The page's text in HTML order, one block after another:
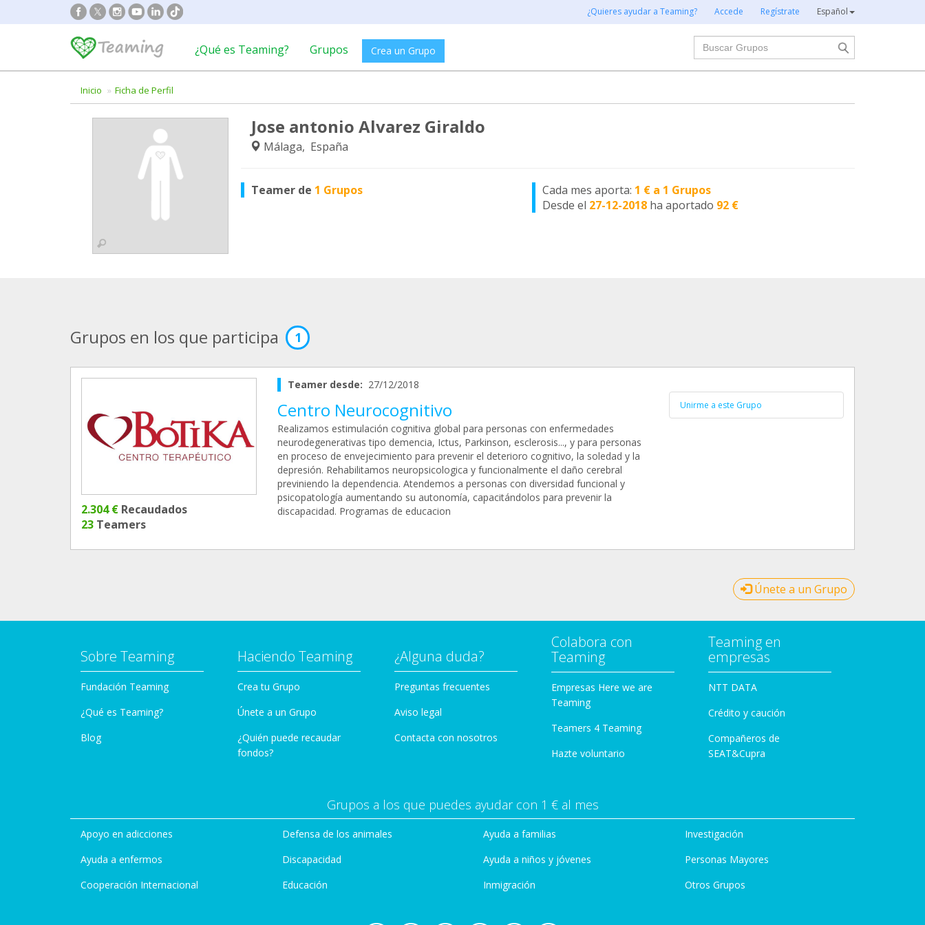
¿Quieres ayudar a Teaming? Accede Regístrate Español
¿Qué es Teaming? Grupos Crea un Grupo
Buscar
Inicio Ficha de Perfil
Jose antonio Alvarez Giraldo
Málaga, España
Teamer de 1 Grupos Cada mes aporta: 1 € a 1 Grupos
Desde el 27-12-2018 ha aportado 92 €
Grupos en los que participa 1
2.304 € Recaudados
23 Teamers
Teamer desde: 27/12/2018
Centro Neurocognitivo
Realizamos estimulación cognitiva global para personas con enfermedades
neurodegenerativas tipo demencia, Ictus, Parkinson, esclerosis..., y para personas
en proceso de envejecimiento para prevenir el deterioro cognitivo, la soledad y la
depresión. Rehabilitamos neuropsicologica y funcionalmente el daño cerebral
previniendo la dependencia. Atendemos a personas con diversidad funcional y
psicopatología aumentando su autonomía, capacitándolos para prevenir la
discapacidad. Programas de educacion
Unirme a este Grupo
Únete a un Grupo
Sobre Teaming
Fundación Teaming
¿Qué es Teaming?
Blog
Haciendo Teaming
Crea tu Grupo
Únete a un Grupo
¿Quién puede recaudar
fondos?
¿Alguna duda?
Preguntas frecuentes
Aviso legal
Contacta con nosotros
Colabora con
Teaming
Empresas Here we are
Teaming
Teamers 4 Teaming
Hazte voluntario
Teaming en
empresas
NTT DATA
Crédito y caución
Compañeros de
SEAT&Cupra
Grupos a los que puedes ayudar con 1 € al mes
Apoyo en adicciones
Ayuda a enfermos
Cooperación Internacional
Defensa de los animales
Discapacidad
Educación
Ayuda a familias
Ayuda a niños y jóvenes
Inmigración
Investigación
Personas Mayores
Otros Grupos